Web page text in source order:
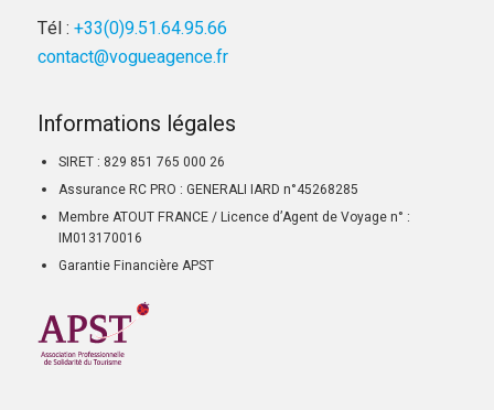
Tél : +33(0)9.51.64.95.66
contact@vogueagence.fr
Informations légales
SIRET : 829 851 765 000 26
Assurance RC PRO : GENERALI IARD n°45268285
Membre ATOUT FRANCE / Licence d’Agent de Voyage n° :
IM013170016
Garantie Financière APST